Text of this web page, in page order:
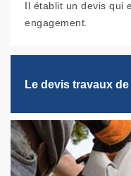
Il établit un devis qui
engagement.
Le devis travaux